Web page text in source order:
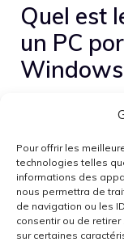
Pour offrir les
technologies telles
informations des
nous permettra de
de navigation ou les
consentir ou de
sur certaines
Quel est
un PC
Windows
Visez un Core i3
améliorent
Faut‑il
jouer en